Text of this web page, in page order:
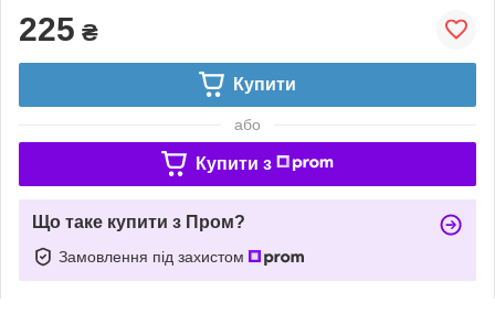
225 ₴
Купити
або
Купити з
Що таке купити з Пром?
Замовлення під захистом